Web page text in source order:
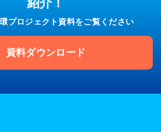
紹介！
プロジェクト資料をご覧ください
資料ダウンロード